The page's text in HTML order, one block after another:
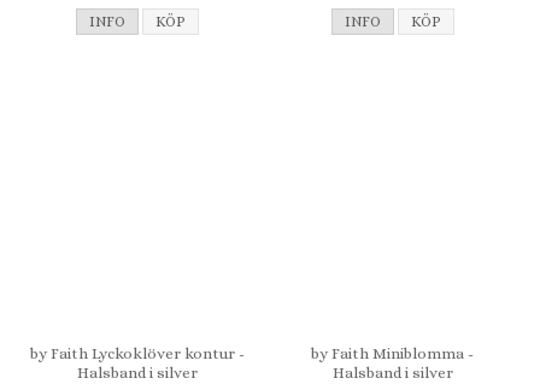
INFO KÖP INFO KÖP
by Faith Lyckoklöver kontur -
Halsband i silver
by Faith Miniblomma -
Halsband i silver